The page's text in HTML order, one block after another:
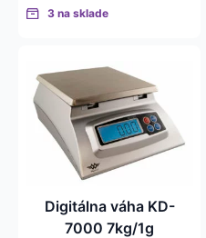
3 na sklade
Digitálna váha KD-
7000 7kg/1g